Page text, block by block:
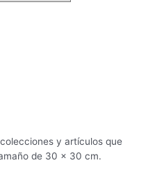
y artículos que
de 30 x 30 cm.